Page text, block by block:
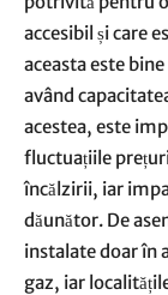
accesibil și care
aceasta este
având
acestea, este
fluctuațiile
încălzirii, iar
dăunător. De
instalate doar în
gaz, iar